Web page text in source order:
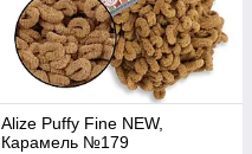
Alize Puffy Fine NEW,
Карамель №179